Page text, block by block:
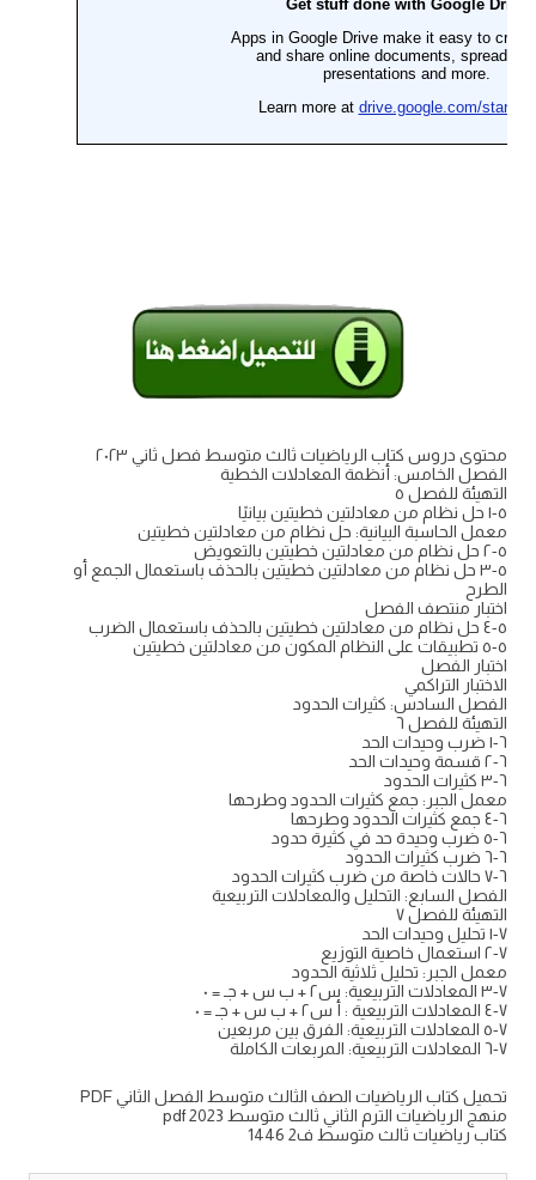
محتوى دروس كتاب الرياضيات ثالث متوسط فصل ثاني ٢٠٢٣
الفصل الخامس: أنظمة المعادلات الخطية
التهيئة للفصل ٥
٥-١ حل نظام من معادلتين خطيتين بيانيًا
معمل الحاسبة البيانية: حل نظام من معادلتين خطيتين
٥-٢ حل نظام من معادلتين خطيتين بالتعويض
٥-٣ حل نظام من معادلتين خطيتين بالحذف باستعمال الجمع أو
الطرح
اختبار منتصف الفصل
٥-٤ حل نظام من معادلتين خطيتين بالحذف باستعمال الضرب
٥-٥ تطبيقات على النظام المكون من معادلتين خطيتين
اختبار الفصل
الاختبار التراكمي
الفصل السادس: كثيرات الحدود
التهيئة للفصل ٦
٦-١ ضرب وحيدات الحد
٦-٢ قسمة وحيدات الحد
٦-٣ كثيرات الحدود
معمل الجبر: جمع كثيرات الحدود وطرحها
٦-٤ جمع كثيرات الحدود وطرحها
٦-٥ ضرب وحيدة حد في كثيرة حدود
٦-٦ ضرب كثيرات الحدود
٦-٧ حالات خاصة من ضرب كثيرات الحدود
الفصل السابع: التحليل والمعادلات التربيعية
التهيئة للفصل ٧
۱-۷ تحليل وحيدات الحد
۲-۷ استعمال خاصية التوزيع
معمل الجبر: تحليل ثلاثية الحدود
٧-٣ المعادلات التربيعية: س٢ + ب س + جـ = ٠
٧-٤ المعادلات التربيعية : أ س٢ + ب س + جـ = ٠
٧-٥ المعادلات التربيعية: الفرق بين مربعين
٧-٦ المعادلات التربيعية: المربعات الكاملة
تحميل كتاب الرياضيات الصف الثالث متوسط الفصل الثاني PDF
منهج الرياضيات الترم الثاني ثالث متوسط pdf 2023
كتاب رياضيات ثالث متوسط ف2 1446